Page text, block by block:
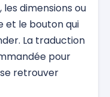
dimensions ou
et le bouton qui
La traduction
pour
retrouver